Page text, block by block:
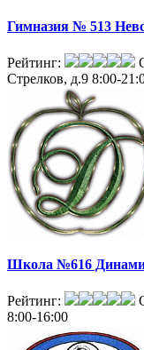
Гимназия № 513
Рейтинг:
Стрелков, д.9 8:00-
Школа №616
Рейтинг:
8:00-16:00